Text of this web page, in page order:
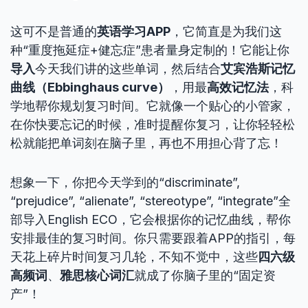
这可不是普通的英语学习APP ，它简直是为我们这
种“重度拖延症+健忘症”患者量身定制的！它能让你
导入今天我们讲的这些单词，然后结合艾宾浩斯记忆
曲线（Ebbinghaus curve）
，用最高效记忆法，科
学地帮你规划复习时间。它就像一个贴心的小管家，
在你快要忘记的时候，准时提醒你复习，让你轻轻松
松就能把单词刻在脑子里，再也不用担心背了忘！
想象一下，你把今天学到的“discriminate”,
“prejudice”, “alienate”, “stereotype”, “integrate”全
部导入English ECO，它会根据你的记忆曲线，帮你
安排最佳的复习时间。你只需要跟着APP的指引，每
天花上碎片时间复习几轮，不知不觉中，这些四六级
高频词 、 雅思核心词汇就成了你脑子里的“固定资
产”！